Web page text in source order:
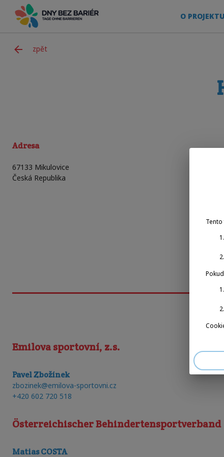
O PROJEKTU
zpět
Adresa
67133 Mikulovice
Česká Republika
Emilova sportovní, z.s.
Pavel Zbožínek
zbozinek@emilova-sportovni.cz
+420 602 720 518
Österreichischer Behindertensportverband
Matias COSTA